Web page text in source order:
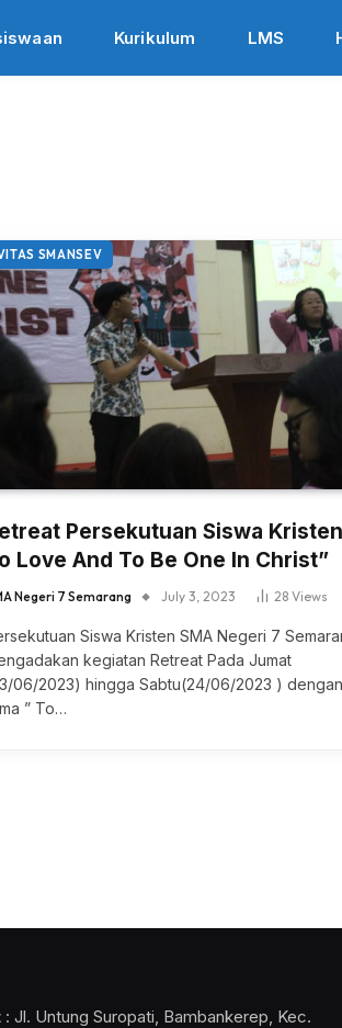
Kurikulum LMS
SMANSEV
Persekutuan Siswa
Love And To Be One In Christ”
Negeri 7 Semarang July 3, 2023 28 Views
Siswa Kristen SMA Negeri 7
kegiatan Retreat Pada Jumat
06/2023) hingga Sabtu(24/06/2023 ) dengan
” To…
: Jl. Untung Suropati, Bambankerep, Kec.